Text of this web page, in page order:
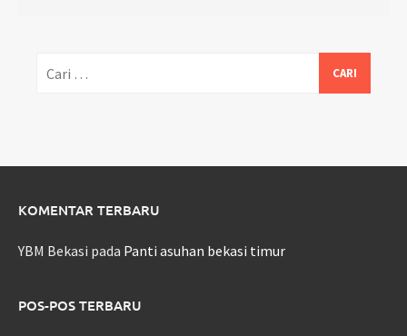
untuk:
KOMENTAR TERBARU
YBM Bekasi pada Panti asuhan bekasi timur
POS-POS TERBARU